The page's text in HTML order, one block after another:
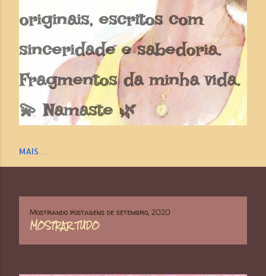
originais, escritos com
sinceridade e sabedoria.
Fragmentos da minha vida.
💫 Namaste 🌿
MAIS…
o
Mostrando postagens de setembro, 2020
MOSTRAR TUDO